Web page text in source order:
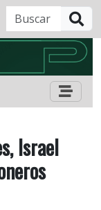
Israel